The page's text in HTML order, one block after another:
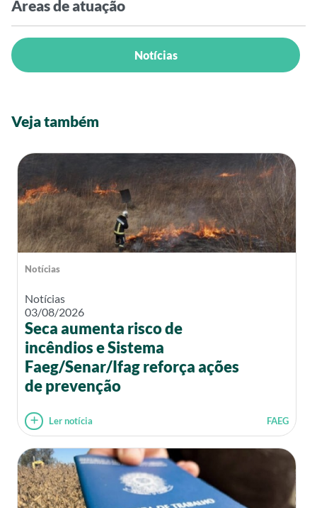
Áreas de atuação
Notícias
Veja também
Notícias
Notícias
03/08/2026
Seca aumenta risco de
incêndios e Sistema
Faeg/Senar/Ifag reforça ações
de prevenção
Ler notícia FAEG